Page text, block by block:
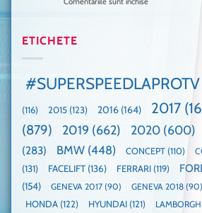
mai
mare
paradă
de
dube
pe
Nurburgring
EV3
câștigătoare,
domină
WCOTY
ETICHETE
#SUPERSPEEDLAPROTV
(116) 2015 (123) 2016 (164) 2017
(879)
2019 (662) 2020 (600)
(283)
BMW (448) CONCEPT (110)
(131)
FACELIFT (136) FERRARI (119)
(154)
GENEVA 2017 (90) GENEVA 2018 (90)
HONDA (122) HYUNDAI (121)